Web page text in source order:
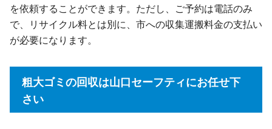
を依頼することができます。ただし、ご予約は電話のみ
で、リサイクル料とは別に、市への収集運搬料金の支払い
が必要になります。
粗大ゴミの回収は山口セーフティにお任せ下
さい